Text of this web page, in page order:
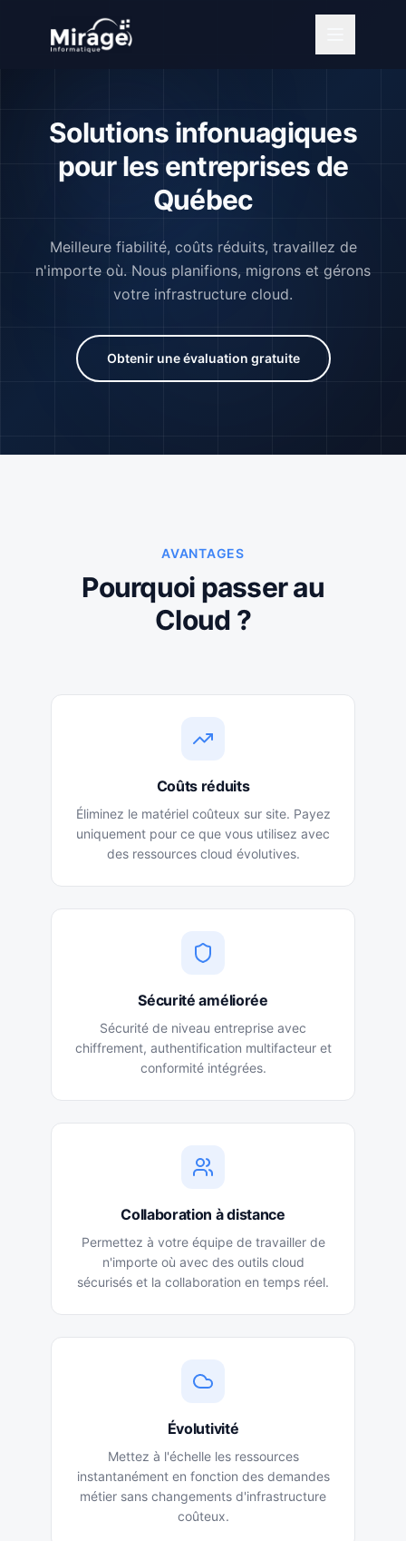
Solutions infonuagiques
pour les entreprises de
Québec
Meilleure fiabilité, coûts réduits, travaillez de
n'importe où. Nous planifions, migrons et gérons
votre infrastructure cloud.
Obtenir une évaluation gratuite
AVANTAGES
Pourquoi passer au
Cloud ?
Coûts réduits
Éliminez le matériel coûteux sur site. Payez
uniquement pour ce que vous utilisez avec
des ressources cloud évolutives.
Sécurité améliorée
Sécurité de niveau entreprise avec
chiffrement, authentification multifacteur et
conformité intégrées.
Collaboration à distance
Permettez à votre équipe de travailler de
n'importe où avec des outils cloud
sécurisés et la collaboration en temps réel.
Évolutivité
Mettez à l'échelle les ressources
instantanément en fonction des demandes
métier sans changements d'infrastructure
coûteux.